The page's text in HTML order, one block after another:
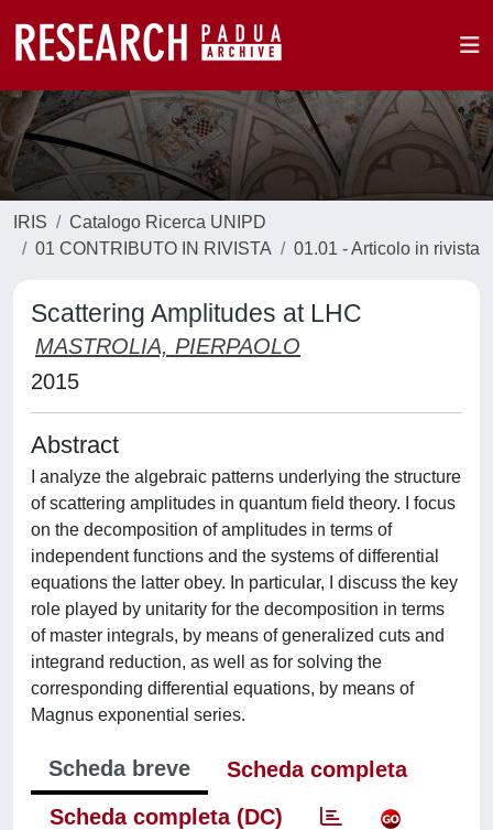
IRIS
Catalogo Ricerca UNIPD
01 CONTRIBUTO IN RIVISTA
01.01 - Articolo in rivista
Scattering Amplitudes at LHC
MASTROLIA, PIERPAOLO
2015
Abstract
I analyze the algebraic patterns underlying the structure
of scattering amplitudes in quantum field theory. I focus
on the decomposition of amplitudes in terms of
independent functions and the systems of differential
equations the latter obey. In particular, I discuss the key
role played by unitarity for the decomposition in terms
of master integrals, by means of generalized cuts and
integrand reduction, as well as for solving the
corresponding differential equations, by means of
Magnus exponential series.
Scheda breve
Scheda completa
Scheda completa (DC)